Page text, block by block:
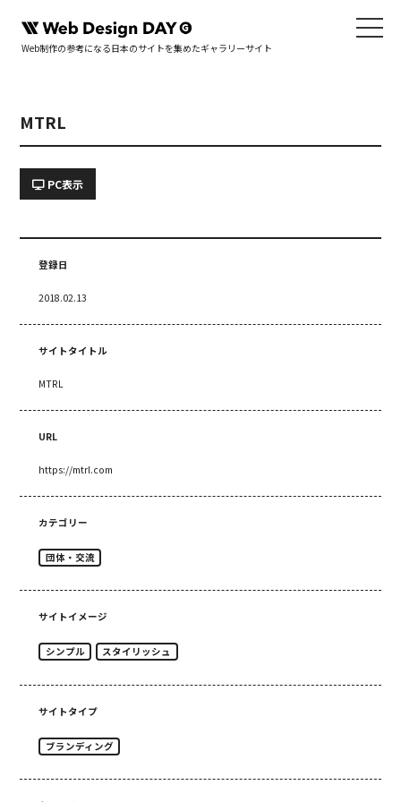
Web制作の参考になる日本のサイトを集めたギャラリーサイト
MTRL
PC表示
登録日
2018.02.13
サイトタイトル
MTRL
URL
https://mtrl.com
カテゴリー
団体・交流
サイトイメージ
シンプル スタイリッシュ
サイトタイプ
ブランディング